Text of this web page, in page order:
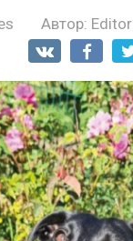
Автор: Editor